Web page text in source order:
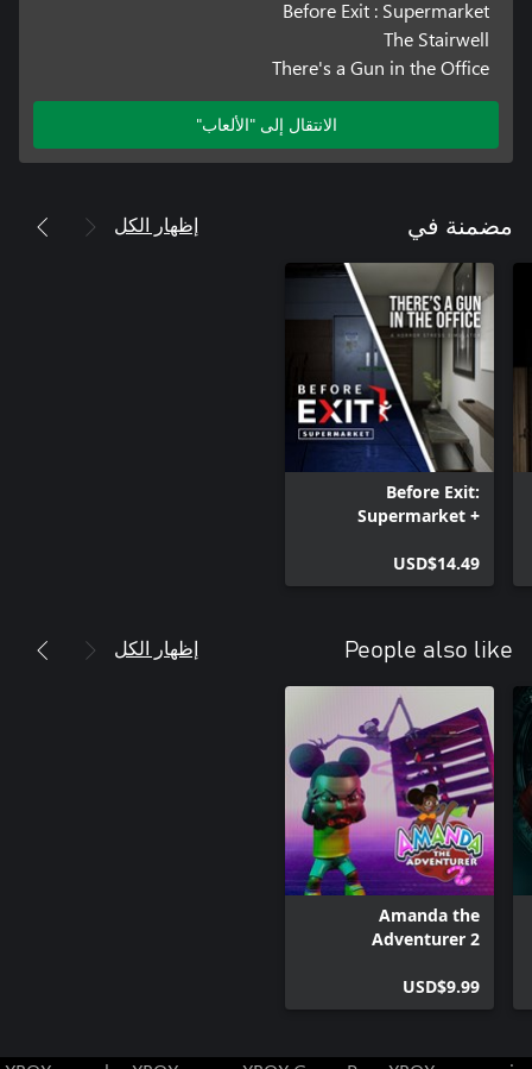
Before Exit : Supermarket
The Stairwell
There's a Gun in the Office
الانتقال إلى "الألعاب"
مضمنة في إظهار الكل
Before Exit:
Supermarket +
Office bundle
USD$14.49
People also like إظهار الكل
Amanda the
Adventurer 2
USD$9.99